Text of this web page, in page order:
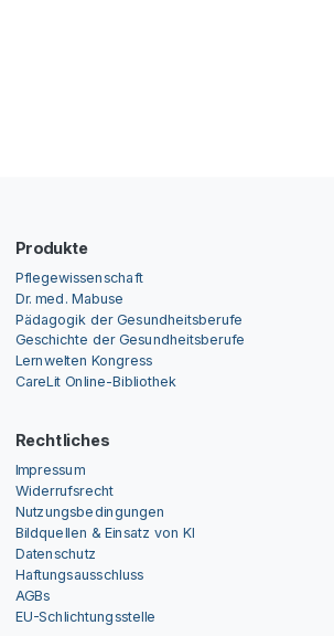
Produkte
Pflegewissenschaft
Dr. med. Mabuse
Pädagogik der Gesundheitsberufe
Geschichte der Gesundheitsberufe
Lernwelten Kongress
CareLit Online-Bibliothek
Rechtliches
Impressum
Widerrufsrecht
Nutzungsbedingungen
Bildquellen & Einsatz von KI
Datenschutz
Haftungsausschluss
AGBs
EU-Schlichtungsstelle